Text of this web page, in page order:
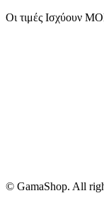
Οι τιμές Ισχύουν
© GamaShop. All